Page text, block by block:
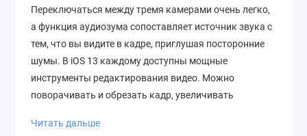
Переключаться между тремя камерами очень легко,
а функция аудиозума сопоставляет источник звука с
тем, что вы видите в кадре, приглушая посторонние
шумы. В iOS 13 каждому доступны мощные
инструменты редактирования видео. Можно
поворачивать и обрезать кадр, увеличивать
обработка занимает считанные секунды, а результат
Читать дальше